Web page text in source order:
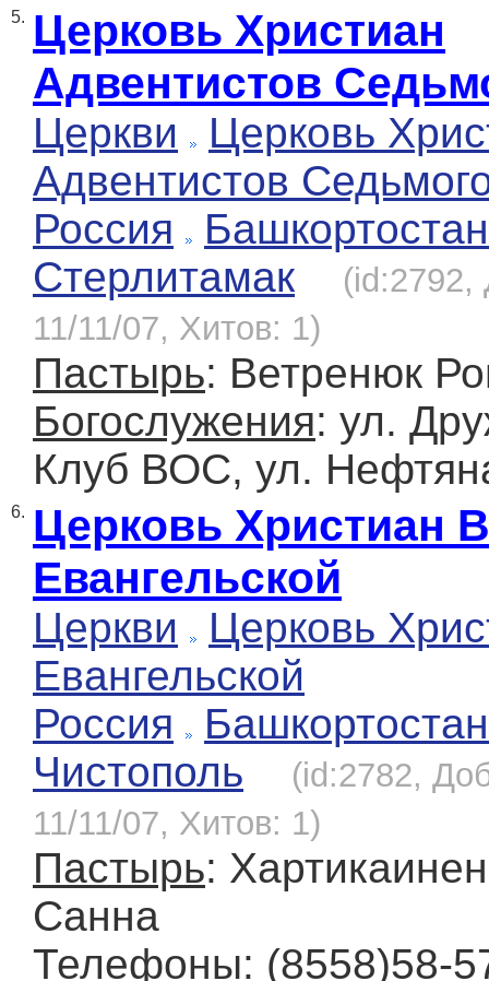
5. Церковь Христиан
Адвентистов
Церкви
Церковь
Адвентистов
Россия
Башкортостан
Стерлитамак
(id:2792,
11/11/07, Хитов: 1)
Пастырь: Ветренюк
Богослужения: ул.
Клуб ВОС, ул.
6. Церковь Христиан
Евангельской
Церкви
Церковь
Евангельской
Россия
Башкортостан
Чистополь
(id:2782,
11/11/07, Хитов: 1)
Пастырь:
Санна
Телефоны: (8558)58-